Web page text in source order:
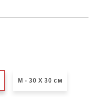
М - 30 Х 30 см